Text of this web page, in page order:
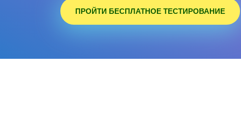
ПРОЙТИ БЕСПЛАТНОЕ ТЕСТИРОВАНИЕ